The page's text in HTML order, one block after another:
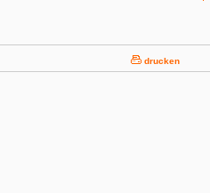
drucken